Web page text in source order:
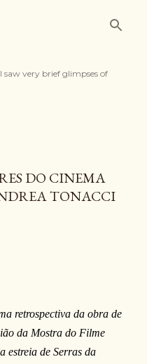
saw very brief glimpses of
DO CINEMA
TONACCI
retrospectiva da obra de
da Mostra do Filme
estreia de Serras da